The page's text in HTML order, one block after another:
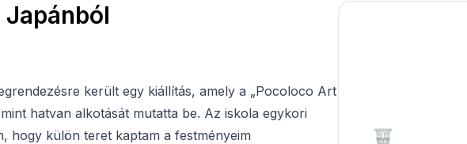
került egy kiállítás, amely a „Pocoloco Art
hatvan alkotását mutatta be. Az iskola egykori
hogy külön teret kaptam a festményeim